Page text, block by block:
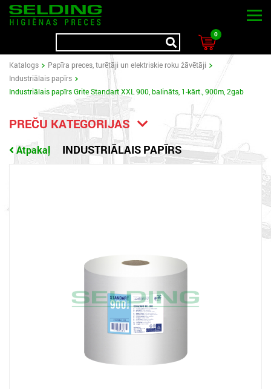
0
Katalogs
Papīra preces, turētāji un elektriskie roku žāvētāji
Industriālais papīrs
Industriālais papīrs Grite Standart XXL 900, balināts, 1-kārt., 900m, 2gab
PREČU KATEGORIJAS
Atpakaļ INDUSTRIĀLAIS PAPĪRS